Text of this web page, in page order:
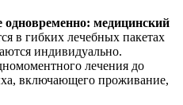
одновременно: медицинский
в гибких лечебных пакетах
индивидуально.
лечения до
включающего проживание,